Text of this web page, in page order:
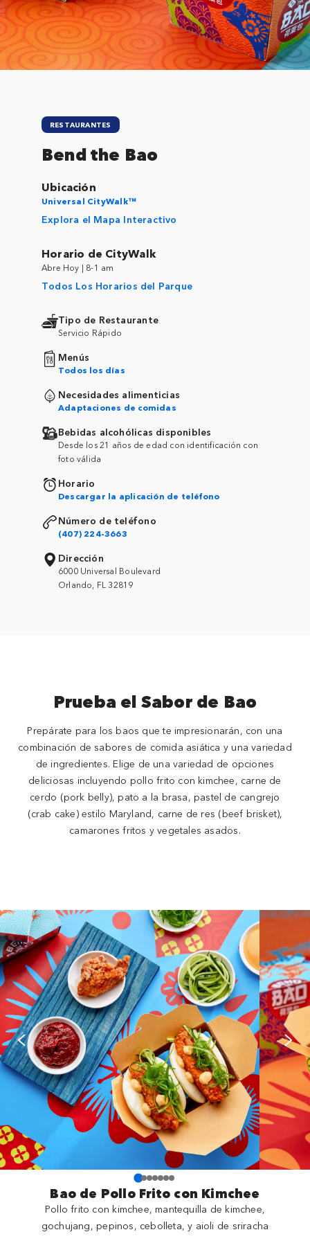
Close
RESTAURANTES
Bend the Bao
Ubicación
Universal CityWalk™
Explora el Mapa Interactivo
Horario de CityWalk
Abre Hoy | 8-1 am
Todos Los Horarios del Parque
Tipo de Restaurante
Servicio Rápido
Menús
Todos los días
Necesidades alimenticias
Adaptaciones de comidas
Bebidas alcohólicas disponibles
Desde los 21 años de edad con identificación con
foto válida
Horario
Descargar la aplicación de teléfono
Número de teléfono
(407) 224-3663
Dirección
6000 Universal Boulevard
Orlando, FL 32819
Prueba el Sabor de Bao
Prepárate para los baos que te impresionarán, con una
combinación de sabores de comida asiática y una variedad
de ingredientes. Elige de una variedad de opciones
deliciosas incluyendo pollo frito con kimchee, carne de
cerdo (pork belly), pato a la brasa, pastel de cangrejo
(crab cake) estilo Maryland, carne de res (beef brisket),
camarones fritos y vegetales asados.
Bao de Pollo Frito con Kimchee
Pollo frito con kimchee, mantequilla de kimchee,
gochujang, pepinos, cebolleta, y aioli de sriracha